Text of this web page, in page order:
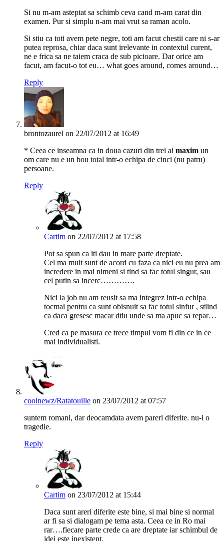
Si nu m-am asteptat sa schimb ceva cand m-am carat din
examen. Pur si simplu n-am mai vrut sa raman acolo.
Si stiu ca toti avem pete negre, toti am facut chestii care ni s-ar
putea reprosa, chiar daca sunt irelevante in contextul curent,
ne e frica sa ne taiem craca de sub picioare. Dar orice am
facut, am facut-o tot eu… what goes around, comes around…
Reply
brontozaurel on 22/07/2012 at 16:49
* Ceea ce inseamna ca in doua cazuri din trei ai maxim un
om care nu e un bou total intr-o echipa de cinci (nu patru)
persoane.
Reply
Cartim on 22/07/2012 at 17:58
Pot sa spun ca iti dau in mare parte dreptate.
Cel ma mult sunt de acord cu faza ca nici eu nu prea am
incredere in mai nimeni si tind sa fac totul singur, sau
cel putin sa incerc………….
Nici la job nu am reusit sa ma integrez intr-o echipa
tocmai pentru ca sunt obisnuit sa fac totul sinfur , stiind
ca daca gresesc macar dtiu unde sa ma apuc sa repar…
Cred ca pe masura ce trece timpul vom fi din ce in ce
mai individualisti.
coolnewz/Ratatouille on 23/07/2012 at 07:57
suntem romani, dar deocamdata avem pareri diferite. nu-i o
tragedie.
Reply
Cartim on 23/07/2012 at 15:44
Daca sunt areri diferite este bine, si mai bine si normal
ar fi sa si dialogam pe tema asta. Ceea ce in Ro mai
rar….fiecare parte crede ca are dreptate iar schimbul de
idei este inexistent.